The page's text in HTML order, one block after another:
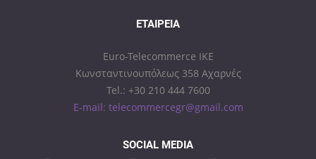
ΕΤΑΙΡΕΊΑ
Euro-Telecommerce IKE
Κωνσταντινουπόλεως 358 Αχαρνές
Tel.: +30 210 444 7600
E-mail: telecommercegr@gmail.com
SOCIAL MEDIA